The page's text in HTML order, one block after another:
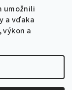
umožnili
a vďaka
a
Upraviť